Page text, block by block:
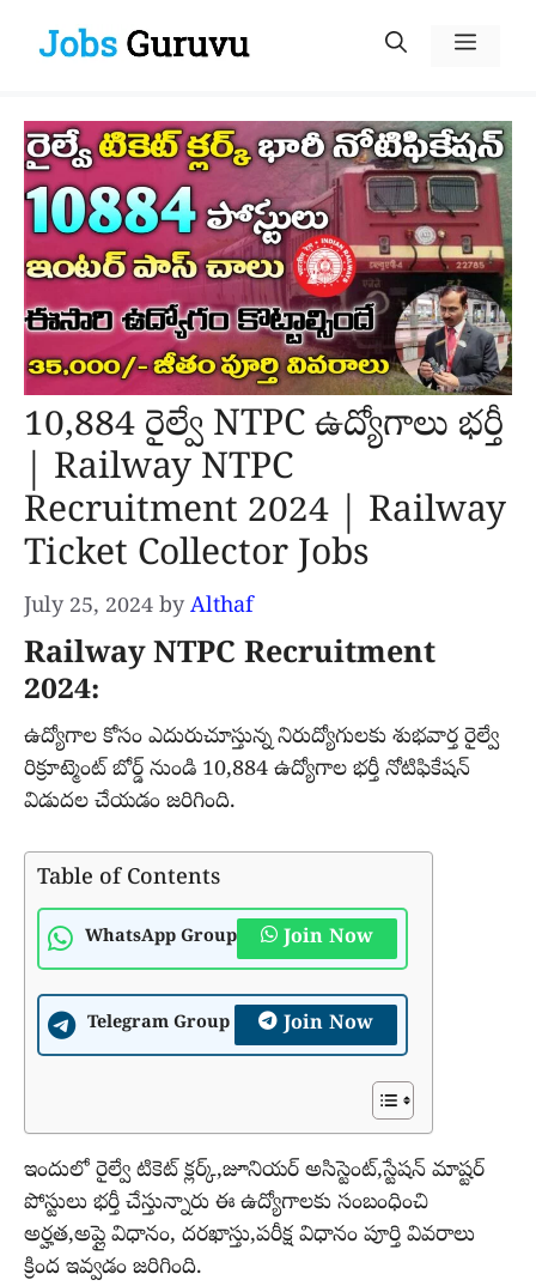
Menu
10,884 రైల్వే NTPC ఉద్యోగాలు భర్తీ
| Railway NTPC
Recruitment 2024 | Railway
Ticket Collector Jobs
July 25, 2024 by Althaf
Railway NTPC Recruitment
2024:
ఉద్యోగాల కోసం ఎదురుచూస్తున్న నిరుద్యోగులకు శుభవార్త రైల్వే
రిక్రూట్మెంట్ బోర్డ్ నుండి 10,884 ఉద్యోగాల భర్తీ నోటిఫికేషన్
విడుదల చేయడం జరిగింది.
Table of Contents
WhatsApp Group Join Now
Telegram Group Join Now
ఇందులో రైల్వే టికెట్ క్లర్క్,జూనియర్ అసిస్టెంట్,స్టేషన్ మాష్టర్
పోస్టులు భర్తీ చేస్తున్నారు ఈ ఉద్యోగాలకు సంబంధించి
అర్హత,అప్లై విధానం, దరఖాస్తు,పరీక్ష విధానం పూర్తి వివరాలు
క్రింద ఇవ్వడం జరిగింది.